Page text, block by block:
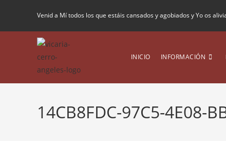
Venid a Mí todos los que estáis cansados y agobiados y Yo os
INICIO INFORMACIÓN
14CB8FDC-97C5-4E08-